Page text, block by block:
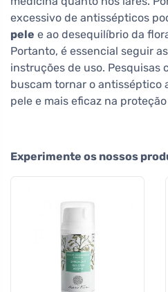
excessivo de antissépticos
pele e ao desequilíbrio da
Portanto, é essencial seguir
instruções de uso. Pesquisas
buscam tornar o antisséptico
pele e mais eficaz na
Experimente os nossos